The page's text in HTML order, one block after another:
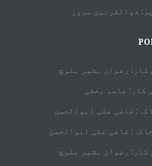
ذوالقرنین سرور
کار: رضوان بشیر بلوچ
کار: عاصم بخشی
قاضی علی ابوالحسن
قاضی علی ابوالحسن
کار: رضوان بشیر بلوچ